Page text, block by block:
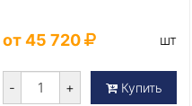
от 45 720 шт
- + Купить